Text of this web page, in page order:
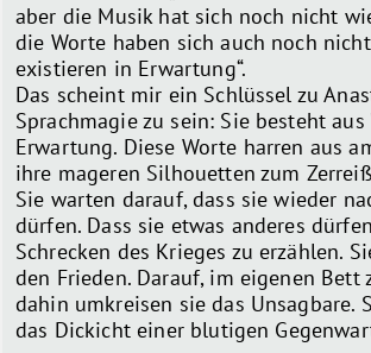
aber die Musik hat sich noch nicht
die Worte haben sich auch noch
existieren in Erwartung“.
Das scheint mir ein Schlüssel zu
Sprachmagie zu sein: Sie besteht
Erwartung. Diese Worte harren aus
ihre mageren Silhouetten zum
Sie warten darauf, dass sie wieder
dürfen. Dass sie etwas anderes
Schrecken des Krieges zu erzählen.
den Frieden. Darauf, im eigenen Bett
dahin umkreisen sie das Unsagbare.
das Dickicht einer blutigen